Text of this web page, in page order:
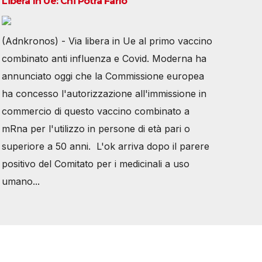
(Adnkronos) - Via libera in Ue al primo vaccino
combinato anti influenza e Covid. Moderna ha
annunciato oggi che la Commissione europea
ha concesso l'autorizzazione all'immissione in
commercio di questo vaccino combinato a
mRna per l'utilizzo in persone di età pari o
superiore a 50 anni. L'ok arriva dopo il parere
positivo del Comitato per i medicinali a uso
umano...